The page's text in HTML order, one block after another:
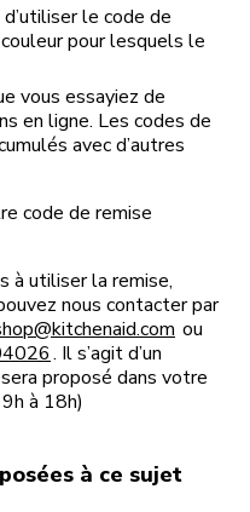
le code de
pour lesquels le
vous essayiez de
en ligne. Les codes de
avec d’autres
code de remise
à utiliser la remise,
nous contacter par
ou
. Il s’agit d’un
proposé dans votre
à 18h)
à ce sujet